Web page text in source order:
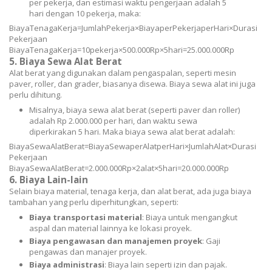
hari dengan 10 pekerja, maka:
BiayaTenagaKerja=JumlahPekerja×BiayaperPekerjaperHari×Durasi
Pekerjaan
BiayaTenagaKerja=10pekerja×500.000Rp×5hari=25.000.000Rp
5. Biaya Sewa Alat Berat
Alat berat yang digunakan dalam pengaspalan, seperti mesin
paver, roller, dan grader, biasanya disewa. Biaya sewa alat ini juga
perlu dihitung.
Misalnya, biaya sewa alat berat (seperti paver dan roller)
adalah Rp 2.000.000 per hari, dan waktu sewa
diperkirakan 5 hari. Maka biaya sewa alat berat adalah:
BiayaSewaAlatBerat=BiayaSewaperAlatperHari×JumlahAlat×Durasi
Pekerjaan
BiayaSewaAlatBerat=2.000.000Rp×2alat×5hari=20.000.000Rp
6. Biaya Lain-lain
Selain biaya material, tenaga kerja, dan alat berat, ada juga biaya
tambahan yang perlu diperhitungkan, seperti:
Biaya transportasi material: Biaya untuk mengangkut
aspal dan material lainnya ke lokasi proyek.
Biaya pengawasan dan manajemen proyek: Gaji
pengawas dan manajer proyek.
Biaya administrasi: Biaya lain seperti izin dan pajak.